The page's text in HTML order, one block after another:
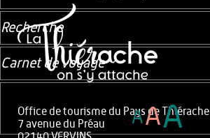
Office de tourisme du Pays de Thiérache
7 avenue du Préau
Recherche
Carnet de voyage
AAA